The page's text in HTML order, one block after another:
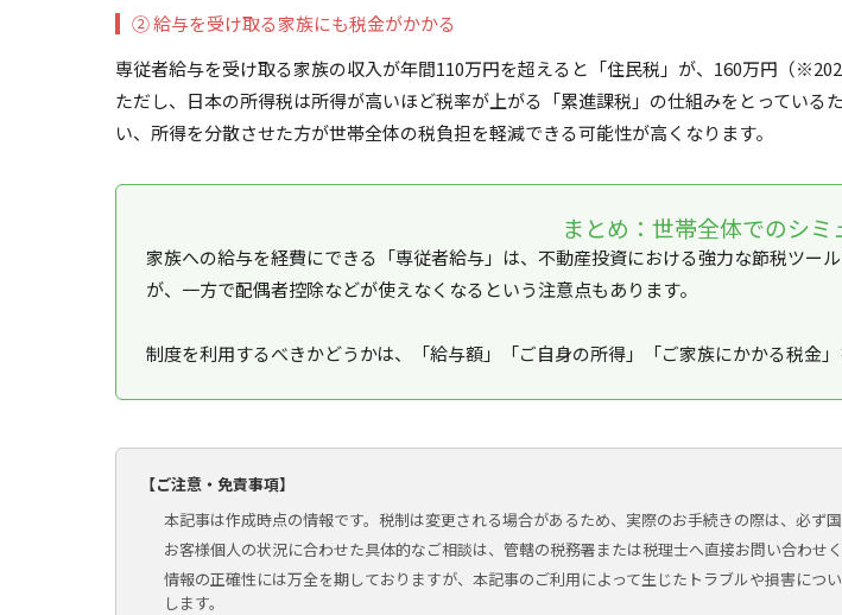
② 給与を受け取る家族にも税金がかかる
専従者給与を受け取る家族の収入が年間110万円を超えると「住民税」 が、 160万円（
ただし、日本の所得税は所得が高いほど税率が上がる「累進課税」の仕組みをとってい
い、所得を分散させた方が世帯全体の税負担を軽減できる可能性が高くなります。
まとめ：世帯全体でのシミ
家族への給与を経費にできる「専従者給与」は、不動産投資における強力な節税ツー
が、一方で配偶者控除などが使えなくなるという注意点もあります。
制度を利用するべきかどうかは、 「給与額」「ご自身の所得」「ご家族にかかる税金」
【ご注意・免責事項】
本記事は作成時点の情報です。税制は変更される場合があるため、実際のお手続きの際は、必ず
お客様個人の状況に合わせた具体的なご相談は、管轄の税務署または税理士へ直接お問い合わせく
情報の正確性には万全を期しておりますが、本記事のご利用によって生じたトラブルや損害に
します。